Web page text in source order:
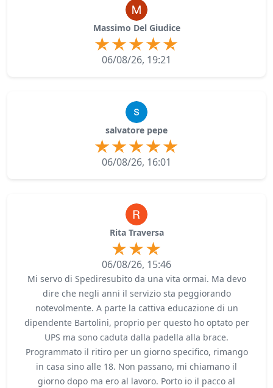
Massimo Del Giudice
06/08/26, 19:21
salvatore pepe
06/08/26, 16:01
Rita Traversa
06/08/26, 15:46
Mi servo di Spediresubito da una vita ormai. Ma devo
dire che negli anni il servizio sta peggiorando
notevolmente. A parte la cattiva educazione di un
dipendente Bartolini, proprio per questo ho optato per
UPS ma sono caduta dalla padella alla brace.
Programmato il ritiro per un giorno specifico, rimango
in casa sino alle 18. Non passano, mi chiamano il
giorno dopo ma ero al lavoro. Porto io il pacco al